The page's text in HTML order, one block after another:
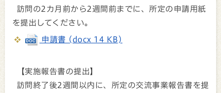
訪問の2カ月前から2週間前までに、所定の申請用紙
を提出してください。
申請書 (docx 14 KB)
【実施報告書の提出】
訪問終了後2週間以内に、所定の交流事業報告書を提